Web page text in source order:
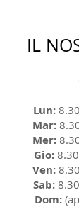
IL
Lun:
Mar:
Mer:
Gio:
Ven:
Sab:
Dom: